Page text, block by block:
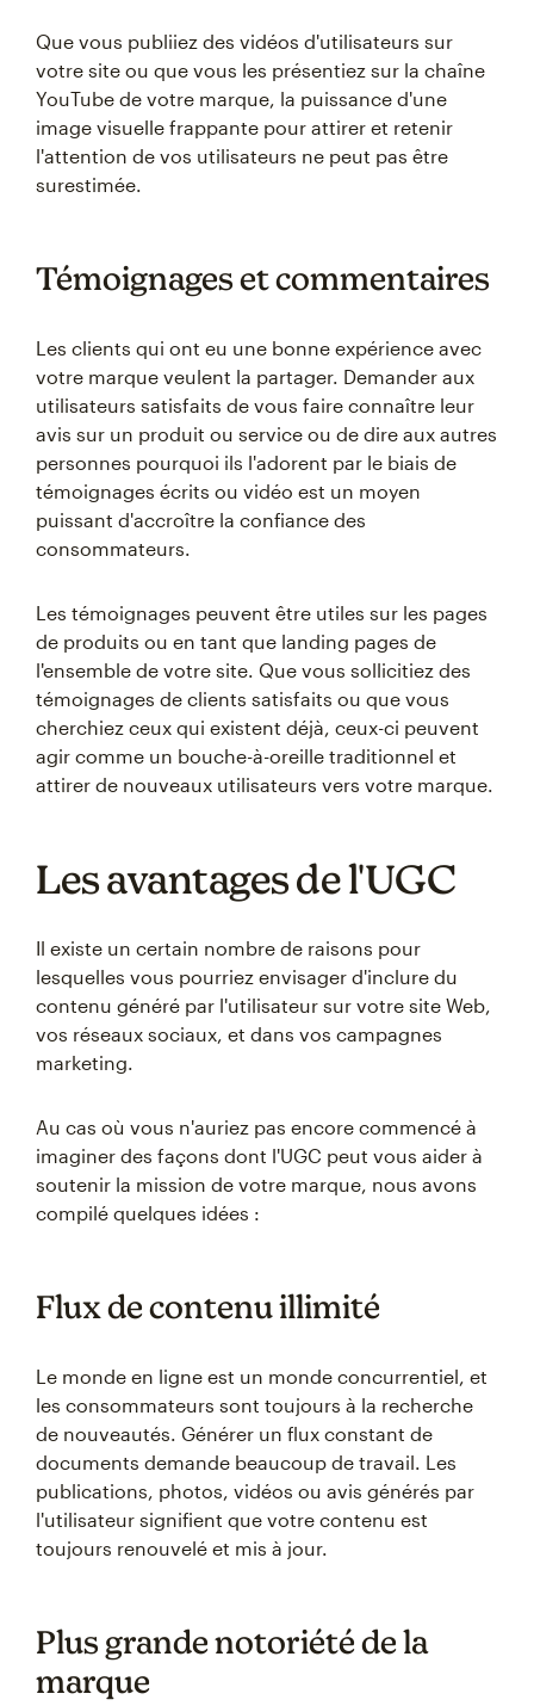
Que vous publiiez des vidéos d'utilisateurs sur
votre site ou que vous les présentiez sur la chaîne
YouTube de votre marque, la puissance d'une
image visuelle frappante pour attirer et retenir
l'attention de vos utilisateurs ne peut pas être
surestimée.
Témoignages et commentaires
Les clients qui ont eu une bonne expérience avec
votre marque veulent la partager. Demander aux
utilisateurs satisfaits de vous faire connaître leur
avis sur un produit ou service ou de dire aux autres
personnes pourquoi ils l'adorent par le biais de
témoignages écrits ou vidéo est un moyen
puissant d'accroître la confiance des
consommateurs.
Les témoignages peuvent être utiles sur les pages
de produits ou en tant que landing pages de
l'ensemble de votre site. Que vous sollicitiez des
témoignages de clients satisfaits ou que vous
cherchiez ceux qui existent déjà, ceux-ci peuvent
agir comme un bouche-à-oreille traditionnel et
attirer de nouveaux utilisateurs vers votre marque.
Les avantages de l'UGC
Il existe un certain nombre de raisons pour
lesquelles vous pourriez envisager d'inclure du
contenu généré par l'utilisateur sur votre site Web,
vos réseaux sociaux, et dans vos campagnes
marketing.
Au cas où vous n'auriez pas encore commencé à
imaginer des façons dont l'UGC peut vous aider à
soutenir la mission de votre marque, nous avons
compilé quelques idées :
Flux de contenu illimité
Le monde en ligne est un monde concurrentiel, et
les consommateurs sont toujours à la recherche
de nouveautés. Générer un flux constant de
documents demande beaucoup de travail. Les
publications, photos, vidéos ou avis générés par
l'utilisateur signifient que votre contenu est
toujours renouvelé et mis à jour.
Plus grande notoriété de la
marque